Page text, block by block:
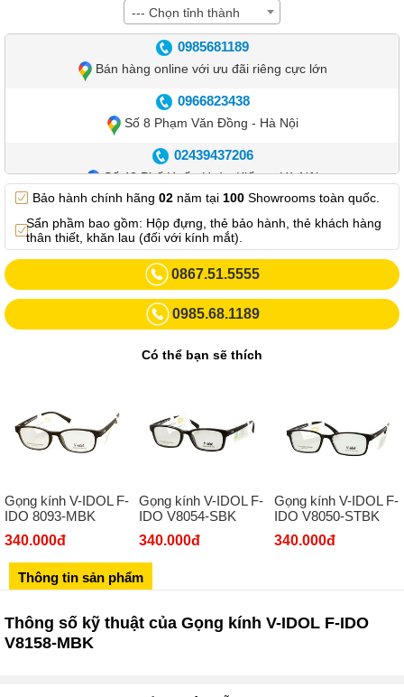
--- Chọn tỉnh thành
0985681189
Bán hàng online với ưu đãi riêng cực lớn
0966823438
Số 8 Phạm Văn Đồng - Hà Nội
02439437206
Số 42 Phố Huế - Hoàn Kiếm – Hà Nội
0982.769.887
Showroom 3: Số 87 Trương Định - Hai Bà Trưng - Hà Nội.
0969102552
Số 55 Trần Đăng Ninh – Cầu Giấy – Hà Nội
0963264832
02432232319
Số 413 Quang Trung - Hà Đông - Hà Nội
Số 273 Nguyễn Văn Cừ - Long Biên - Hà Nội
02439392490
Bảo hành chính hãng 02 năm tại 100 Showrooms toàn quốc.
Sẩn phầm bao gồm: Hộp đựng, thẻ bảo hành, thẻ khách hàng
thân thiết, khăn lau (đối với kính mắt).
0867.51.5555
0985.68.1189
Có thể bạn sẽ thích
Gọng kính V-IDOL F-
IDO 8093-MBK
340.000đ
Gọng kính V-IDOL F-
IDO V8054-SBK
340.000đ
Gọng kính V-IDOL F-
IDO V8050-STBK
340.000đ
Thông tin sản phẩm
Thông số kỹ thuật của Gọng kính V-IDOL F-IDO
V8158-MBK